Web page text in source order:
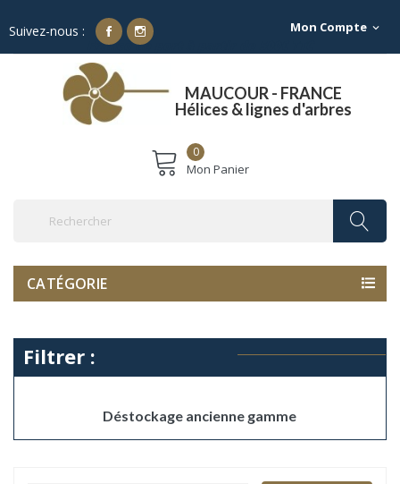
Suivez-nous : Mon Compte expand_more
Franco de port à partir de 500€ TTC
MAUCOUR - FRANCE
Hélices & lignes d'arbres
0
Mon Panier
CATÉGORIE
Filtrer :
Déstockage ancienne gamme